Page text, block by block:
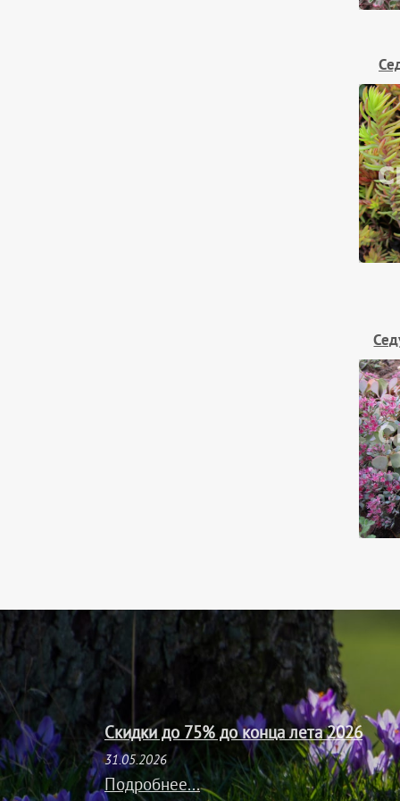
Скидки до 75% до конца лета 2026
31.05.2026
Подробнее...